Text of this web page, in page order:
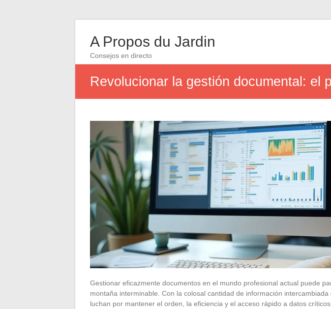
A Propos du Jardin
Consejos en directo
Revolucionar la gestión documental: el
Gestionar eficazmente documentos en el mundo profesional actual puede
montaña interminable. Con la colosal cantidad de información
luchan por mantener el orden, la eficiencia y el acceso rápido a datos